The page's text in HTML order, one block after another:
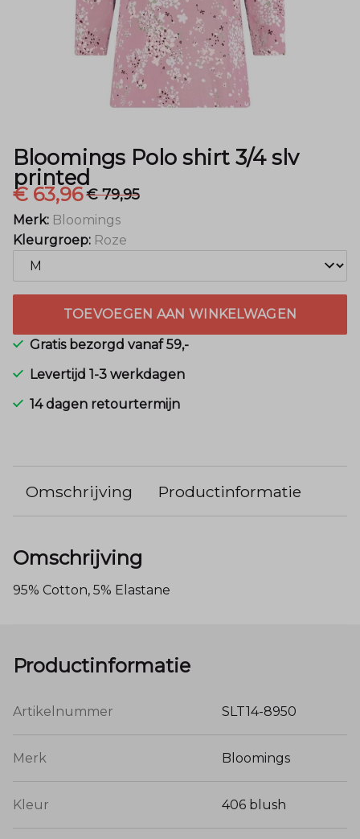
Menger
Bloomings Polo shirt 3/4 slv
printed
€ 63,96€ 79,95
Merk: Bloomings
Kleurgroep: Roze
TOEVOEGEN AAN WINKELWAGEN
Gratis bezorgd vanaf 59,-
Levertijd 1-3 werkdagen
14 dagen retourtermijn
Omschrijving Productinformatie
Omschrijving
95% Cotton, 5% Elastane
Productinformatie
Artikelnummer SLT14-8950
Merk Bloomings
Kleur 406 blush